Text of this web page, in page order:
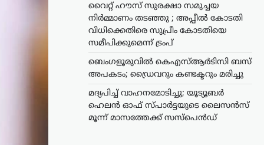
വൈറ്റ് ഹൗസ് സുരക്ഷാ സമുച്ചയ
നിർമ്മാണം തടഞ്ഞു ; അപ്പീൽ കോടതി
വിധിക്കെതിരെ സുപ്രീം കോടതിയെ
സമീപിക്കുമെന്ന് ട്രംപ്
ബെംഗളൂരുവിൽ കെഎസ്ആർടിസി ബസ്
അപകടം; ഡ്രൈവറും കണ്ടക്ടറും മരിച്ചു
മദ്യപിച്ച് വാഹനമോടിച്ചു; യൂട്യൂബർ
ഹെലൻ ഓഫ് സ്പാർട്ടയുടെ ലൈസൻസ്
മൂന്ന് മാസത്തേക്ക് സസ്‌പെൻഡ്